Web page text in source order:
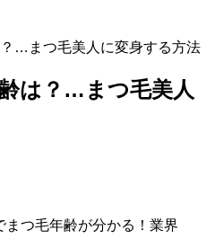
…まつ毛美人に変身する方法
は？…まつ毛美人